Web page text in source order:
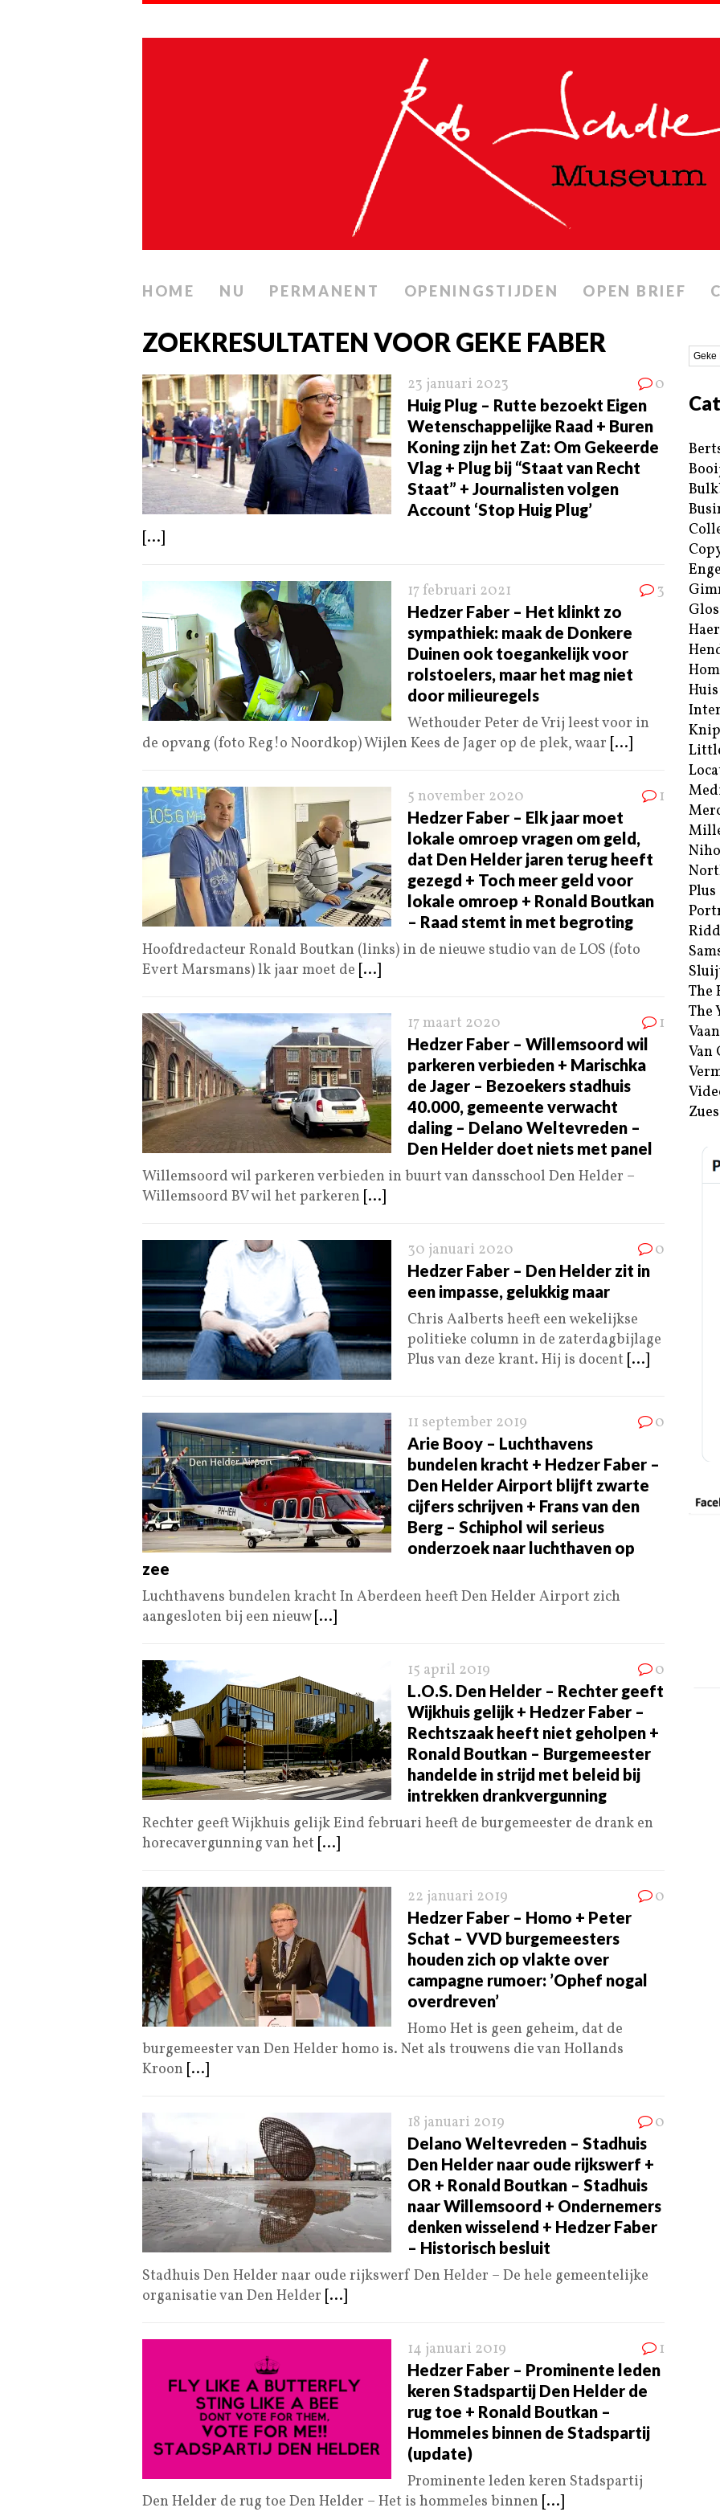
HOME NU PERMANENT OPENINGSTIJDEN OPEN BRIEF
ZOEKRESULTATEN VOOR GEKE FABER
23 januari 2023 0
Huig Plug – Rutte bezoekt Eigen
Wetenschappelijke Raad + Buren
Koning zijn het Zat: Om Gekeerde
Vlag + Plug bij “Staat van Recht
Staat” + Journalisten volgen
Account ‘Stop Huig Plug’
[...]
17 februari 2021 3
Hedzer Faber – Het klinkt zo
sympathiek: maak de Donkere
Duinen ook toegankelijk voor
rolstoelers, maar het mag niet
door milieuregels
Wethouder Peter de Vrij leest voor in
de opvang (foto Reg!o Noordkop) Wijlen Kees de Jager op de plek, waar [...]
5 november 2020 1
Hedzer Faber – Elk jaar moet
lokale omroep vragen om geld,
dat Den Helder jaren terug heeft
gezegd + Toch meer geld voor
lokale omroep + Ronald Boutkan
– Raad stemt in met begroting
Hoofdredacteur Ronald Boutkan (links) in de nieuwe studio van de LOS (foto
Evert Marsmans) lk jaar moet de [...]
17 maart 2020 1
Hedzer Faber – Willemsoord wil
parkeren verbieden + Marischka
de Jager – Bezoekers stadhuis
40.000, gemeente verwacht
daling – Delano Weltevreden –
Den Helder doet niets met panel
Willemsoord wil parkeren verbieden in buurt van dansschool Den Helder –
Willemsoord BV wil het parkeren [...]
30 januari 2020 0
Hedzer Faber – Den Helder zit in
een impasse, gelukkig maar
Chris Aalberts heeft een wekelijkse
politieke column in de zaterdagbijlage
Plus van deze krant. Hij is docent [...]
11 september 2019 0
Arie Booy – Luchthavens
bundelen kracht + Hedzer Faber –
Den Helder Airport blijft zwarte
cijfers schrijven + Frans van den
Berg – Schiphol wil serieus
onderzoek naar luchthaven op
zee
Luchthavens bundelen kracht In Aberdeen heeft Den Helder Airport zich
aangesloten bij een nieuw [...]
15 april 2019 0
L.O.S. Den Helder – Rechter geeft
Wijkhuis gelijk + Hedzer Faber –
Rechtszaak heeft niet geholpen +
Ronald Boutkan – Burgemeester
handelde in strijd met beleid bij
intrekken drankvergunning
Rechter geeft Wijkhuis gelijk Eind februari heeft de burgemeester de drank en
horecavergunning van het [...]
22 januari 2019 0
Hedzer Faber – Homo + Peter
Schat – VVD burgemeesters
houden zich op vlakte over
campagne rumoer: ’Ophef nogal
overdreven’
Homo Het is geen geheim, dat de
burgemeester van Den Helder homo is. Net als trouwens die van Hollands
Kroon [...]
18 januari 2019 0
Delano Weltevreden – Stadhuis
Den Helder naar oude rijkswerf +
OR + Ronald Boutkan – Stadhuis
naar Willemsoord + Ondernemers
denken wisselend + Hedzer Faber
– Historisch besluit
Stadhuis Den Helder naar oude rijkswerf Den Helder – De hele gemeentelijke
organisatie van Den Helder [...]
14 januari 2019 1
Hedzer Faber – Prominente leden
keren Stadspartij Den Helder de
rug toe + Ronald Boutkan –
Hommeles binnen de Stadspartij
(update)
Prominente leden keren Stadspartij
Den Helder de rug toe Den Helder – Het is hommeles binnen [...]
Plus
The
The
Van